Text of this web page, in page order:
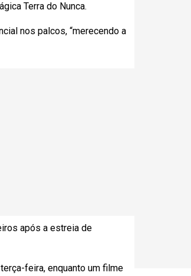
Terra do Nunca.
nos palcos, “merecendo a
após a estreia de
feira, enquanto um filme